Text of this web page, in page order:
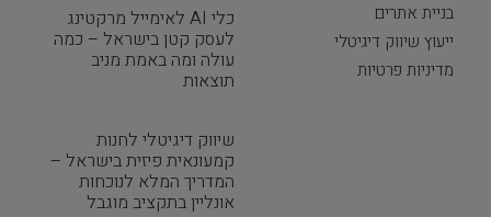
בניית אתרים
ייעוץ שיווק דיגיטלי
מדיניות פרטיות
כלי AI לאימייל מרקטינג
לעסק קטן בישראל – כמה
עולה ומה באמת מניב
תוצאות
שיווק דיגיטלי לחנות
קמעונאית פיזית בישראל –
המדריך המלא לנוכחות
אונליין בתקציב מוגבל